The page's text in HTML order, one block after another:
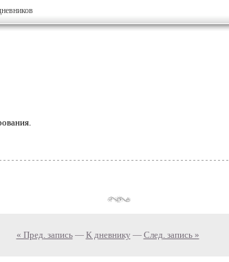
« Пред. запись— К дневнику — След. запись »